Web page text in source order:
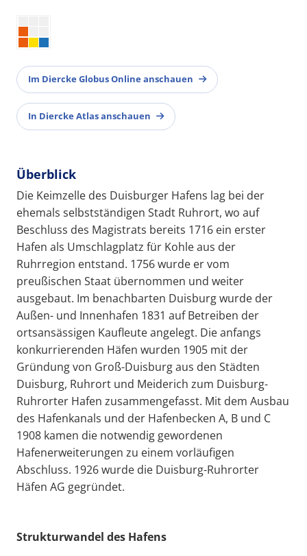
Im Diercke Globus Online anschauen
In Diercke Atlas anschauen
Überblick
Die Keimzelle des Duisburger Hafens lag bei der
ehemals selbstständigen Stadt Ruhrort, wo auf
Beschluss des Magistrats bereits 1716 ein erster
Hafen als Umschlagplatz für Kohle aus der
Ruhrregion entstand. 1756 wurde er vom
preußischen Staat übernommen und weiter
ausgebaut. Im benachbarten Duisburg wurde der
Außen- und Innenhafen 1831 auf Betreiben der
ortsansässigen Kaufleute angelegt. Die anfangs
konkurrierenden Häfen wurden 1905 mit der
Gründung von Groß-Duisburg aus den Städten
Duisburg, Ruhrort und Meiderich zum Duisburg-
Ruhrorter Hafen zusammengefasst. Mit dem Ausbau
des Hafenkanals und der Hafenbecken A, B und C
1908 kamen die notwendig gewordenen
Hafenerweiterungen zu einem vorläufigen
Abschluss. 1926 wurde die Duisburg-Ruhrorter
Häfen AG gegründet.
Strukturwandel des Hafens